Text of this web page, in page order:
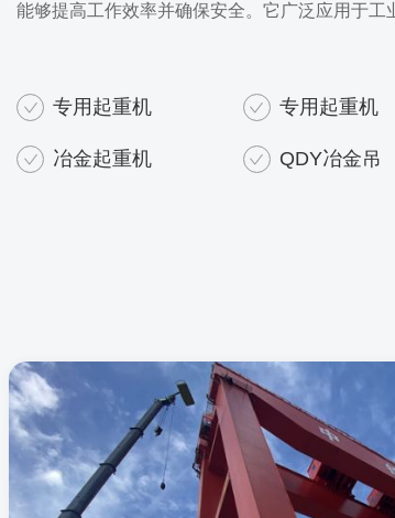
能够提高工作效率并确保安全。它广泛应用于工
专用起重机 专用起重机
冶金起重机 QDY冶金吊